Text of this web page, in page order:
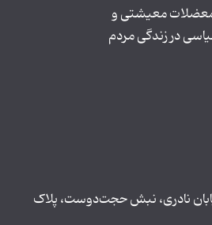
معضلات معیشتی و
در زندگی مردم
نادری، نبش حجت‌دوست، پلاک